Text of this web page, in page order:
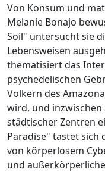
Von Konsum und
Melanie Bonajo
Soil" untersucht sie
Lebensweisen
thematisiert das
psychedelischen
Völkern des
wird, und
städtischer Zentren
Paradise" tastet sich
von körperlosem
und